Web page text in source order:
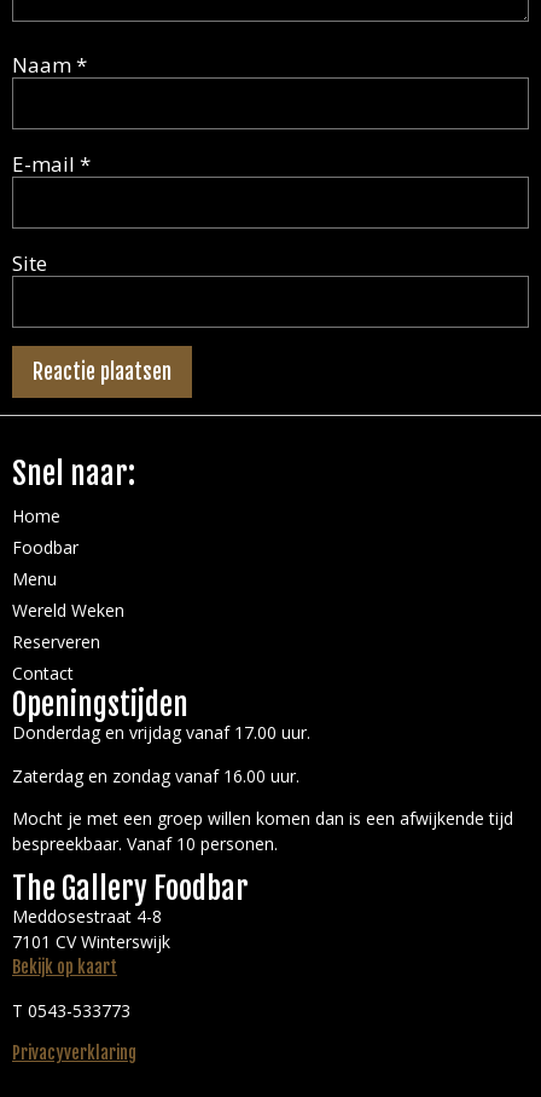
Naam*
E-mail *
Site
Snel naar:
Home
Foodbar
Menu
Wereld Weken
Reserveren
Contact
Openingstijden
Donderdag en vrijdag vanaf 17.00 uur.
Zaterdag en zondag vanaf 16.00 uur.
Mocht je met een groep willen komen dan is een afwijkende tijd
bespreekbaar. Vanaf 10 personen.
The Gallery Foodbar
Meddosestraat 4-8
7101 CV Winterswijk
Bekijk op kaart
T 0543-533773
Privacyverklaring